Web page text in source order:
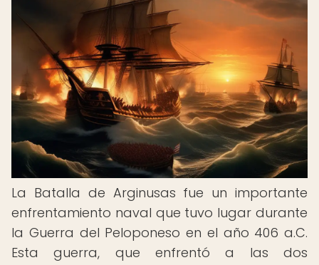
La Batalla de Arginusas fue un importante
enfrentamiento naval que tuvo lugar durante
la Guerra del Peloponeso en el año 406 a.C.
Esta guerra, que enfrentó a las dos